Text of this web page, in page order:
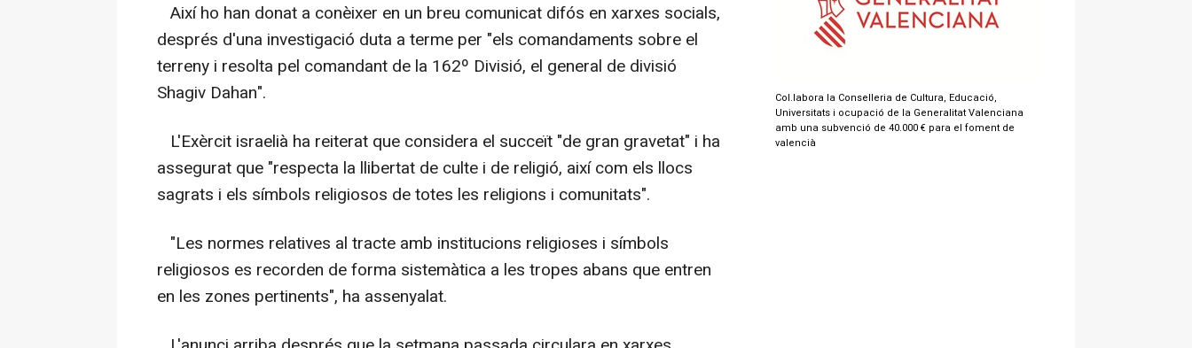
Així ho han donat a conèixer en un breu comunicat difós en xarxes socials,
després d'una investigació duta a terme per "els comandaments sobre el
terreny i resolta pel comandant de la 162º Divisió, el general de divisió
Shagiv Dahan".
L'Exèrcit israelià ha reiterat que considera el succeït "de gran gravetat" i ha
assegurat que "respecta la llibertat de culte i de religió, així com els llocs
sagrats i els símbols religiosos de totes les religions i comunitats".
"Les normes relatives al tracte amb institucions religioses i símbols
religiosos es recorden de forma sistemàtica a les tropes abans que entren
en les zones pertinents", ha assenyalat.
Col.labora la Conselleria de Cultura, Educació,
Universitats i ocupació de la Generalitat Valenciana
amb una subvenció de 40.000 € para el foment de
valencià